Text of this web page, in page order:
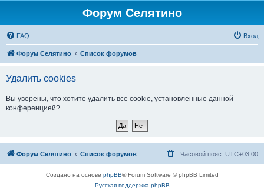
Форум Селятино
FAQ Вход
Форум Селятино Список форумов
Удалить cookies
Вы уверены, что хотите удалить все cookie, установленные данной
конференцией?
Форум Селятино Список форумов Часовой пояс: UTC+03:00
Создано на основе phpBB® Forum Software © phpBB Limited
Русская поддержка phpBB